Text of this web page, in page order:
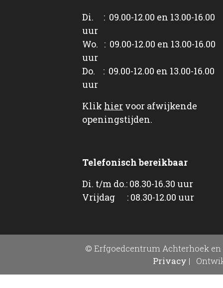
Di. : 09.00-12.00 en 13.00-16.00
uur
Wo. : 09.00-12.00 en 13.00-16.00
uur
Do. : 09.00-12.00 en 13.00-16.00
uur
Klik hier voor afwijkende
openingstijden.
Telefonisch bereikbaar
Di. t/m do.: 08.30-16.30 uur
Vrijdag : 08.30-12.00 uur
© Erfgoedcentrum Achterhoek en
Privacy |